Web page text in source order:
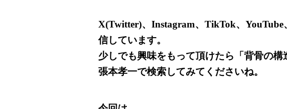
X(Twitter)、Instagram、TikTok、
信しています。
少しでも興味をもって頂けたら「背骨の構
張本孝一で検索してみてくださいね。